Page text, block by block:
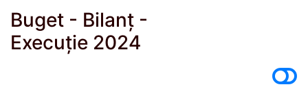
Buget - Bilanț -
Execuție 2024